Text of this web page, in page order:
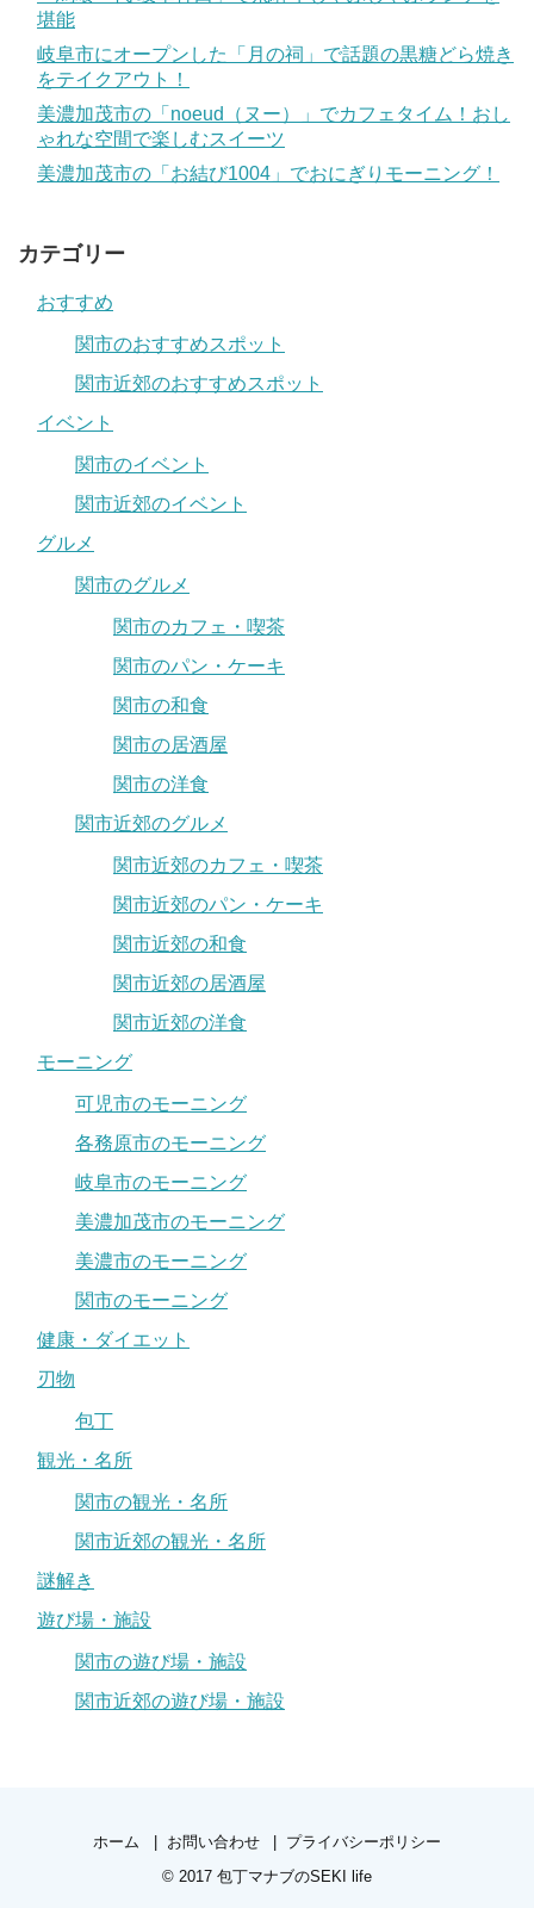
堪能
岐阜市にオープンした「月の祠」で話題の黒糖どら焼き
をテイクアウト！
美濃加茂市の「noeud（ヌー）」でカフェタイム！おし
ゃれな空間で楽しむスイーツ
美濃加茂市の「お結び1004」でおにぎりモーニング！
カテゴリー
おすすめ
関市のおすすめスポット
関市近郊のおすすめスポット
イベント
関市のイベント
関市近郊のイベント
グルメ
関市のグルメ
関市のカフェ・喫茶
関市のパン・ケーキ
関市の和食
関市の居酒屋
関市の洋食
関市近郊のグルメ
関市近郊のカフェ・喫茶
関市近郊のパン・ケーキ
関市近郊の和食
関市近郊の居酒屋
関市近郊の洋食
モーニング
可児市のモーニング
各務原市のモーニング
岐阜市のモーニング
美濃加茂市のモーニング
美濃市のモーニング
関市のモーニング
健康・ダイエット
刃物
包丁
観光・名所
関市の観光・名所
関市近郊の観光・名所
謎解き
遊び場・施設
関市の遊び場・施設
関市近郊の遊び場・施設
ホーム お問い合わせ
プライバシーポリシー
© 2017 包丁マナブのSEKI life